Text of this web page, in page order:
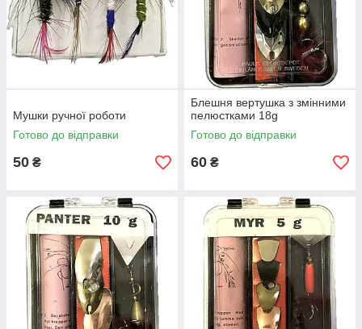
Мушки ручної роботи
Готово до відправки
50 ₴
Блешня вертушка з змінними
пелюстками 18g
Готово до відправки
60 ₴